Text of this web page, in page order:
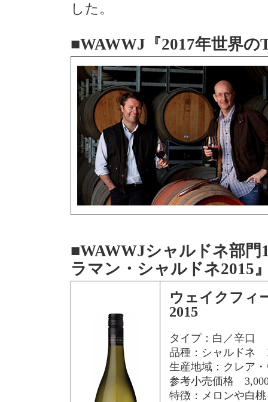
した。
■WAWWJ『2017年世界
■WAWWJシャルドネ部
ラマン・シャルドネ2015
ウェイクフ
2015
タイプ：白／辛口
品種：シャルドネ
生産地域：クレア
参考小売価格
特徴：メロンや白